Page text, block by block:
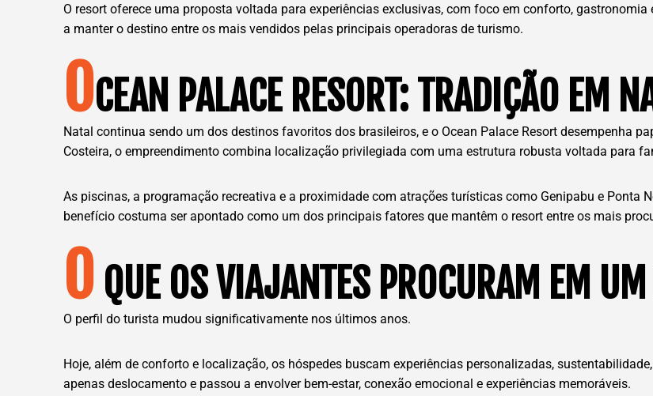
O resort oferece uma proposta voltada para experiências exclusivas, com foco em conforto,
a manter o destino entre os mais vendidos pelas principais operadoras de turismo.
OCEAN PALACE RESORT: TRADIÇÃO EM
Natal continua sendo um dos destinos favoritos dos brasileiros, e o Ocean Palace Resort desempenha
Costeira, o empreendimento combina localização privilegiada com uma estrutura robusta voltada para
As piscinas, a programação recreativa e a proximidade com atrações turísticas como Genipabu e Ponta
benefício costuma ser apontado como um dos principais fatores que mantêm o resort entre os mais
O QUE OS VIAJANTES PROCURAM EM
O perfil do turista mudou significativamente nos últimos anos.
Hoje, além de conforto e localização, os hóspedes buscam experiências personalizadas,
apenas deslocamento e passou a envolver bem-estar, conexão emocional e experiências memoráveis.